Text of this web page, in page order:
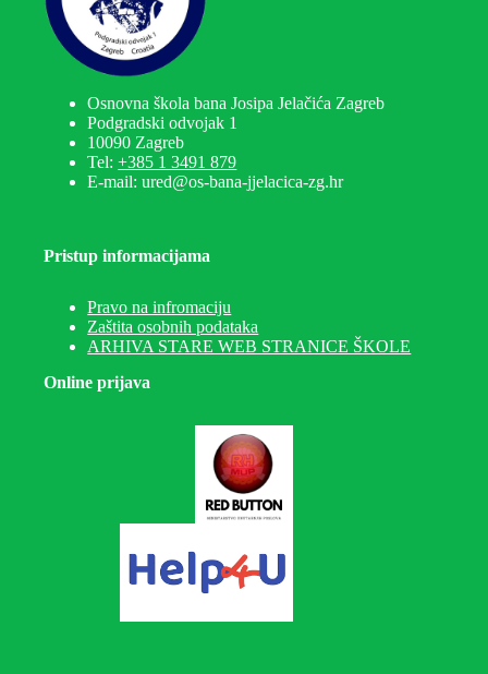
Osnovna škola bana Josipa Jelačića Zagreb
Podgradski odvojak 1
10090 Zagreb
Tel:+385 1 3491 879
E-mail: ured@os-bana-jjelacica-zg.hr
Pristup informacijama
Pravo na infromaciju
Zaštita osobnih podataka
ARHIVA STARE WEB STRANICE ŠKOLE
Online prijava